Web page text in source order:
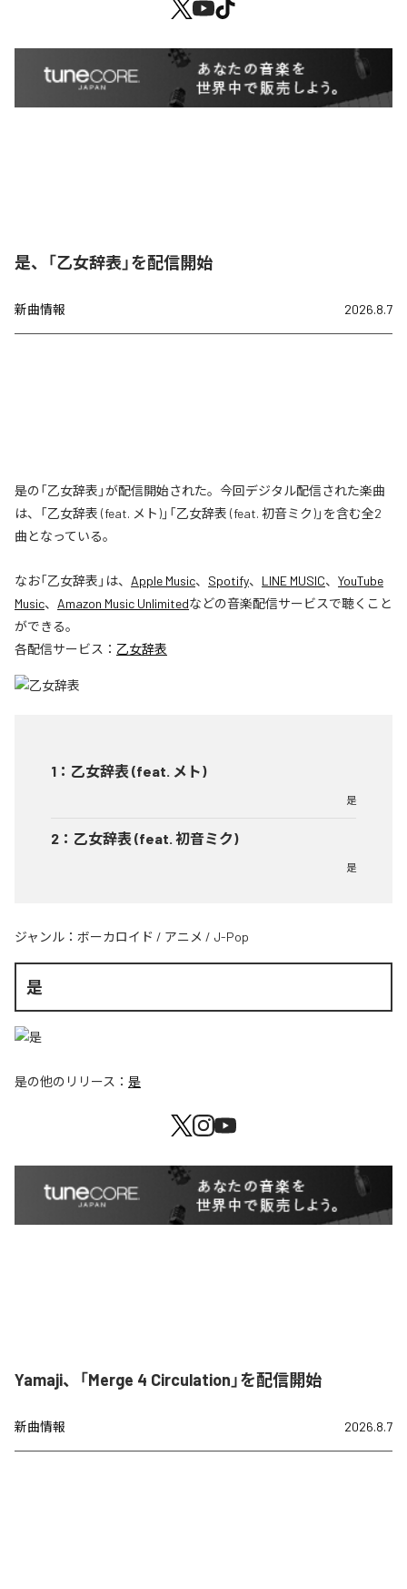
是、「乙女辞表」を配信開始
新曲情報 2026.8.7
是の「乙女辞表」が配信開始された。今回デジタル配信された楽曲
は、「乙女辞表 (feat. メト)」「乙女辞表 (feat. 初音ミク)」を含む全2
曲となっている。
なお「乙女辞表 」は、 Apple Music、 Spotify、 LINE MUSIC、 YouTube
Music、 Amazon Music Unlimitedなどの音楽配信サービスで聴くこと
ができる。
各配信サービス： 乙女辞表
1 ： 乙女辞表 (feat. メト)
是
2 ： 乙女辞表 (feat. 初音ミク)
是
ジャンル： ボーカロイド / アニメ / J-Pop
是
是の他のリリース： 是
Yamaji、「Merge 4 Circulation」を配信開始
新曲情報 2026.8.7